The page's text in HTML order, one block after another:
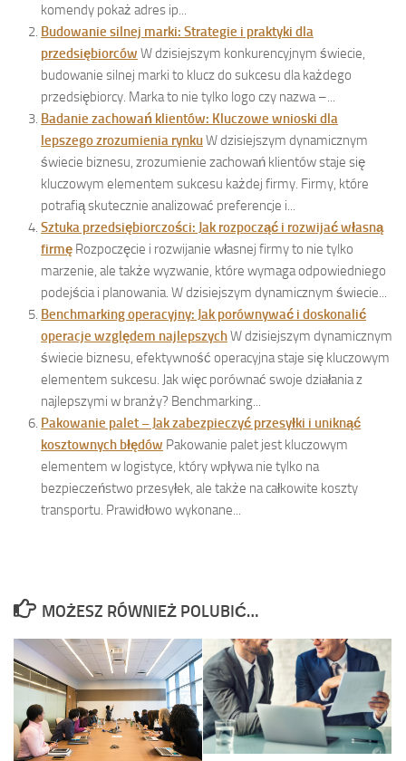
komendy pokaż adres ip...
Budowanie silnej marki: Strategie i praktyki dla
przedsiębiorców W dzisiejszym konkurencyjnym świecie,
budowanie silnej marki to klucz do sukcesu dla każdego
przedsiębiorcy. Marka to nie tylko logo czy nazwa –...
Badanie zachowań klientów: Kluczowe wnioski dla
lepszego zrozumienia rynkuW dzisiejszym dynamicznym
świecie biznesu, zrozumienie zachowań klientów staje się
kluczowym elementem sukcesu każdej firmy. Firmy, które
potrafią skutecznie analizować preferencje i...
Sztuka przedsiębiorczości: Jak rozpocząć i rozwijać własną
firmę Rozpoczęcie i rozwijanie własnej firmy to nie tylko
marzenie, ale także wyzwanie, które wymaga odpowiedniego
podejścia i planowania. W dzisiejszym dynamicznym świecie...
Benchmarking operacyjny: Jak porównywać i doskonalić
operacje względem najlepszychW dzisiejszym dynamicznym
świecie biznesu, efektywność operacyjna staje się kluczowym
elementem sukcesu. Jak więc porównać swoje działania z
najlepszymi w branży? Benchmarking...
Pakowanie palet – Jak zabezpieczyć przesyłki i uniknąć
kosztownych błędów Pakowanie palet jest kluczowym
elementem w logistyce, który wpływa nie tylko na
bezpieczeństwo przesyłek, ale także na całkowite koszty
transportu. Prawidłowo wykonane...
MOŻESZ RÓWNIEŻ POLUBIĆ…